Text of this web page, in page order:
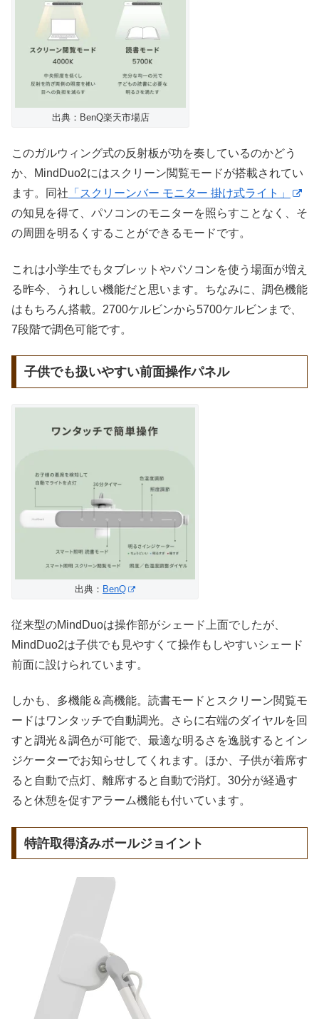
出典：BenQ楽天市場店
このガルウィング式の反射板が功を奏しているのかどう
か、MindDuo2にはスクリーン閲覧モードが搭載されてい
ます。同社 「スクリーンバー モニター 掛け式ライト」
の知見を得て、パソコンのモニターを照らすことなく、そ
の周囲を明るくすることができるモードです。
これは小学生でもタブレットやパソコンを使う場面が増え
る昨今、うれしい機能だと思います。ちなみに、調色機能
はもちろん搭載。2700ケルビンから5700ケルビンまで、
7段階で調色可能です。
子供でも扱いやすい前面操作パネル
出典： BenQ
従来型のMindDuoは操作部がシェード上面でしたが、
MindDuo2は子供でも見やすくて操作もしやすいシェード
前面に設けられています。
しかも、多機能＆高機能。読書モードとスクリーン閲覧モ
ードはワンタッチで自動調光。さらに右端のダイヤルを回
すと調光＆調色が可能で、最適な明るさを逸脱するとイン
ジケーターでお知らせしてくれます。ほか、子供が着席す
ると自動で点灯、離席すると自動で消灯。30分が経過す
ると休憩を促すアラーム機能も付いています。
特許取得済みボールジョイント